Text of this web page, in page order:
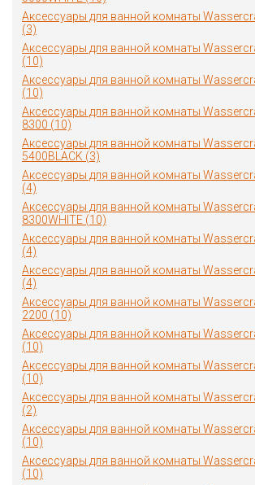
Аксессуары для ванной комнаты
(3)
Аксессуары для ванной комнаты
(10)
Аксессуары для ванной комнаты
(10)
Аксессуары для ванной комнаты
8300 (10)
Аксессуары для ванной комнаты
5400BLACK (3)
Аксессуары для ванной комнаты
(4)
Аксессуары для ванной комнаты
8300WHITE (10)
Аксессуары для ванной комнаты
(4)
Аксессуары для ванной комнаты
(4)
Аксессуары для ванной комнаты
2200 (10)
Аксессуары для ванной комнаты
(10)
Аксессуары для ванной комнаты
(10)
Аксессуары для ванной комнаты
(2)
Аксессуары для ванной комнаты
(10)
Аксессуары для ванной комнаты
(10)